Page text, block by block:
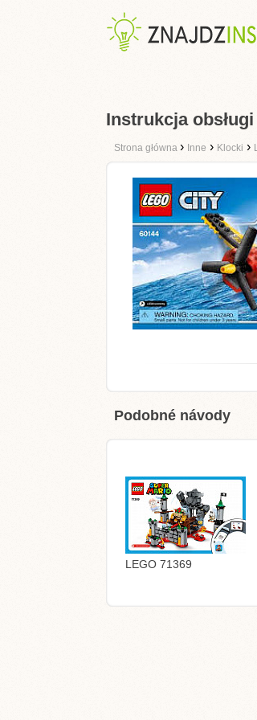
Instrukcja
Strona główna › Inne › Klocki ›
Podobné návody
LEGO 71369